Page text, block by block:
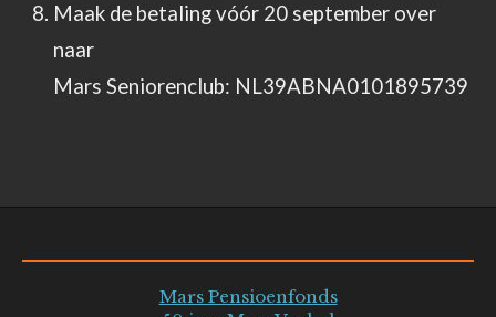
Maak de betaling vóór 20 september over
naar
Mars Seniorenclub: NL39ABNA0101895739
Mars Pensioenfonds